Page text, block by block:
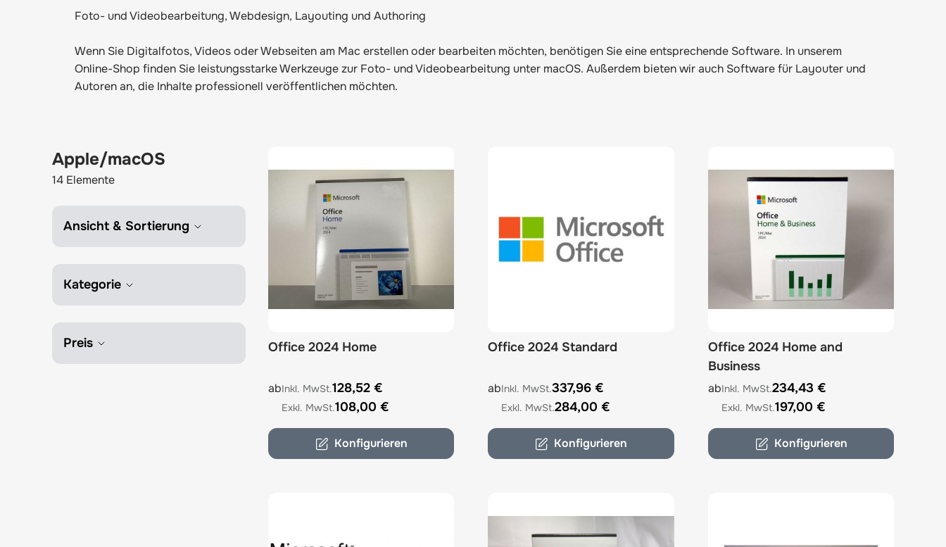
Foto- und Videobearbeitung, Webdesign, Layouting und Authoring
Wenn Sie Digitalfotos, Videos oder Webseiten am Mac erstellen oder bearbeiten möchten, benötigen Sie eine entsprechende Software. In unserem
Online-Shop finden Sie leistungsstarke Werkzeuge zur Foto- und Videobearbeitung unter macOS. Außerdem bieten wir auch Software für Layouter und
Autoren an, die Inhalte professionell veröffentlichen möchten.
Ansicht & Sortierung
Kategorie
Preis
Apple/macOS
14 Elemente
Office 2024 Home
ab
128,52 €
108,00 €
Konfigurieren
Office 2024 Standard
The price depends on the options chosen on the product page
ab
337,96 €
284,00 €
Konfigurieren
Office 2024 Home and
Business
The price depends on the options chosen
ab
234,43 €
197,00 €
Konfigurieren